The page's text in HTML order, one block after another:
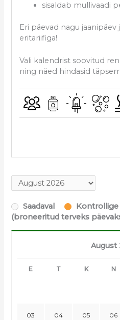
sisaldab mullivaadi
Eri päevad nagu jaanipäev
eritariifiga!
Vali kalendrist soovitud
ning näed hindasid
Saadaval
Kontrollige
(broneeritud terveks
August
E T K N
03 04 05 06